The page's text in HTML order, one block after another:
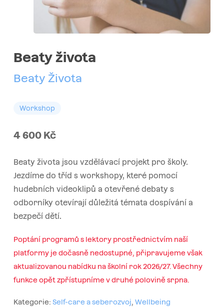
Beaty života
Beaty Života
Workshop
4 600 Kč
Beaty života jsou vzdělávací projekt pro školy.
Jezdíme do tříd s workshopy, které pomocí
hudebních videoklipů a otevřené debaty s
odborníky otevírají důležitá témata dospívání a
bezpečí dětí.
Poptání programů s lektory prostřednictvím naší
platformy je dočasně nedostupné, připravujeme však
aktualizovanou nabídku na školní rok 2026/27. Všechny
funkce opět zpřístupníme v druhé polovině srpna.
Kategorie: Self-care a seberozvoj, Wellbeing